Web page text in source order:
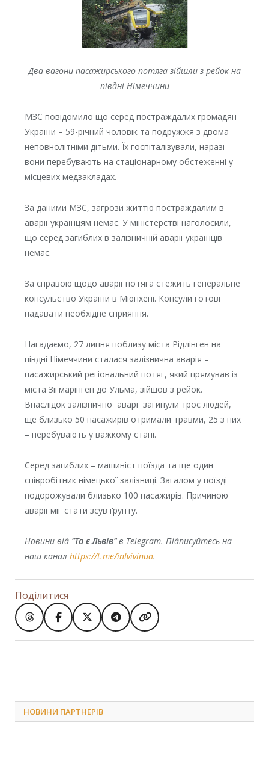
Два вагони пасажирського потяга зійшли з рейок на
півдні Німеччини
МЗС повідомило що серед постраждалих громадян
України – 59-річний чоловік та подружжя з двома
неповнолітніми дітьми. Їх госпіталізували, наразі
вони перебувають на стаціонарному обстеженні у
місцевих медзакладах.
За даними МЗС, загрози життю постраждалим в
аварії українцям немає. У міністерстві наголосили,
що серед загиблих в залізничній аварії українців
немає.
За справою щодо аварії потяга стежить генеральне
консульство України в Мюнхені. Консули готові
надавати необхідне сприяння.
Нагадаємо, 27 липня поблизу міста Рідлінген на
півдні Німеччини сталася залізнична аварія –
пасажирський регіональний потяг, який прямував із
міста Зігмарінген до Ульма, зійшов з рейок.
Внаслідок залізничної аварії загинули троє людей,
ще близько 50 пасажирів отримали травми, 25 з них
– перебувають у важкому стані.
Серед загиблих – машиніст поїзда та ще один
співробітник німецької залізниці. Загалом у поїзді
подорожували близько 100 пасажирів. Причиною
аварії міг стати зсув ґрунту.
Новини від "То є Львів"в Telegram. Підписуйтесь на
наш канал https://t.me/inlvivinua.
Поділитися
НОВИНИ ПАРТНЕРІВ